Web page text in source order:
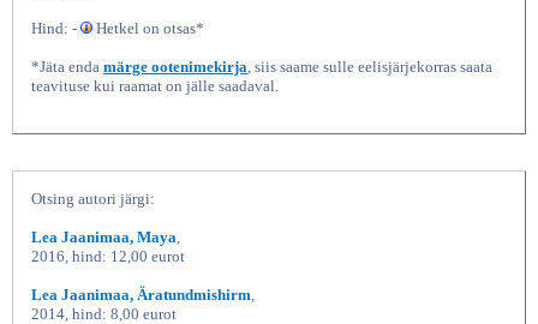
Hind: - Hetkel on otsas*
*Jäta enda märge ootenimekirja, siis saame sulle eelisjärjekorras saata
teavituse kui raamat on jälle saadaval.
Otsing autori järgi:
Lea Jaanimaa, Maya,
2016, hind: 12,00 eurot
Lea Jaanimaa, Äratundmishirm,
2014, hind: 8,00 eurot